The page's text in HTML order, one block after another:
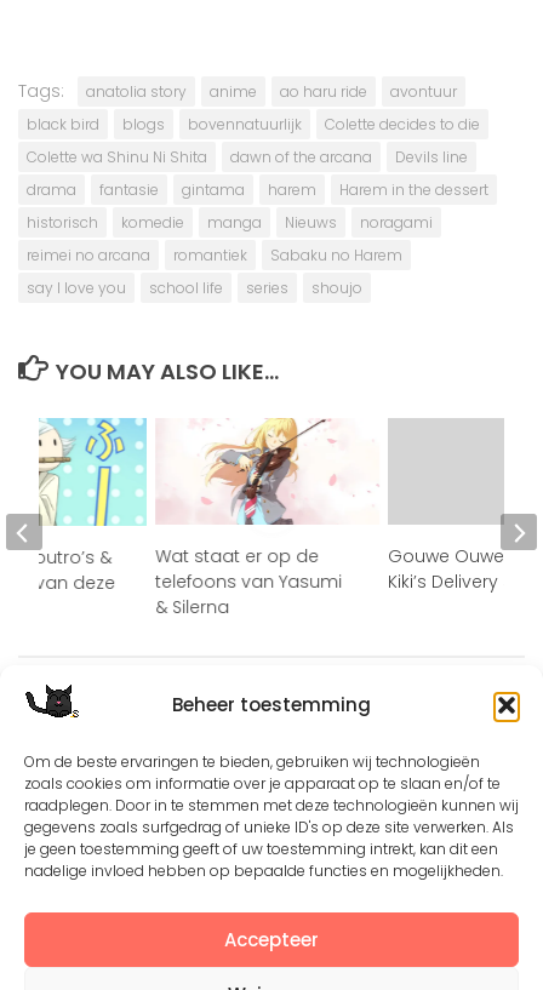
Beheer toestemming
Om de beste ervaringen te bieden, gebruiken wij technologieën
zoals cookies om informatie over je apparaat op te slaan en/of te
raadplegen. Door in te stemmen met deze technologieën kunnen wij
gegevens zoals surfgedrag of unieke ID's op deze site verwerken. Als
je geen toestemming geeft of uw toestemming intrekt, kan dit een
nadelige invloed hebben op bepaalde functies en mogelijkheden.
Accepteer
Tags: anatolia story anime ao haru ride
avontuur
black bird
blogs bovennatuurlijk
Colette decides to die
Colette wa Shinu Ni Shita
dawn of the arcana
Devils line
drama
fantasie gintama harem
Harem in the dessert
historisch
komedie manga Nieuws
noragami
reimei no arcana
romantiek
Sabaku no Harem
say I love you
school life series shoujo
YOU MAY ALSO LIKE...
Wat staat er op de
telefoons van Yasumi
& Silerna
Gouwe Ouwe
Kiki’s Delivery
outro’s &
van deze
Except where otherwise noted, the content by ©Silerna
is licensed under aCreative Commons Attribution-
NonCommercial-ShareAlike 4.0 InternationalLicense.